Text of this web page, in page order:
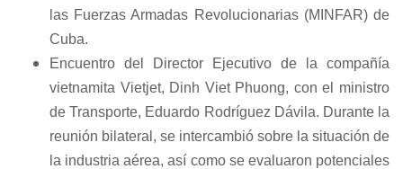
las Fuerzas Armadas Revolucionarias (MINFAR) de
Cuba.
Encuentro del Director Ejecutivo de la compañía
vietnamita Vietjet, Dinh Viet Phuong, con el ministro
de Transporte, Eduardo Rodríguez Dávila. Durante la
reunión bilateral, se intercambió sobre la situación de
la industria aérea, así como se evaluaron potenciales